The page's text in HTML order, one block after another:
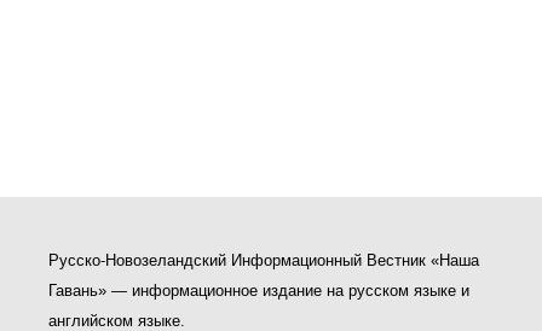
Русско-Новозеландский Информационный Вестник «Наша
Гавань» — информационное издание на русском языке и
английском языке.